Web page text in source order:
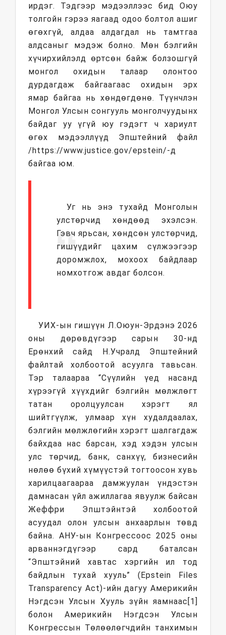
ирдэг. Тэдгээр мэдээллээс бид Оюу
толгойн гэрээ яагаад одоо болтол ашиг
өгөхгүй, алдаа алдагдал нь тамтгаа
алдсаныг мэдэж болно. Мөн бэлгийн
хүчирхийлэлд өртсөн байж болзошгүй
монгол охидын талаар олонтоо
дурдагдаж байгаагаас охидын эрх
ямар байгаа нь хөндөгдөнө. Түүнчлэн
Монгол Улсын сонгууль монголчуудынх
байдаг уу үгүй юу гэдэгт ч хариулт
өгөх мэдээллүүд Эпштейний файл
/https://www.justice.gov/epstein/-д
байгаа юм.
Уг нь энэ тухайд Монголын
улстөрчид хөндөөд эхэлсэн.
Гэвч ярьсан, хөндсөн улстөрчид,
гишүүдийг цахим сүлжээгээр
доромжлох, мохоох байдлаар
номхотгож авдаг болсон.
УИХ-ын гишүүн Л.Оюун-Эрдэнэ 2026
оны дөрөвдүгээр сарын 30-нд
Ерөнхий сайд Н.Учралд Эпштейний
файлтай холбоотой асуулга тавьсан.
Тэр талаараа “Сүүлийн үед насанд
хүрээгүй хүүхдийг бэлгийн мөлжлөгт
татан оролцуулсан хэрэгт ял
шийтгүүлж, улмаар хүн худалдаалах,
бэлгийн мөлжлөгийн хэрэгт шалгагдаж
байхдаа нас барсан, хэд хэдэн улсын
улс төрчид, банк, санхүү, бизнесийн
нөлөө бүхий хүмүүстэй тогтоосон хувь
харилцаагаараа дамжуулан үндэстэн
дамнасан үйл ажиллагаа явуулж байсан
Жеффри Эпштэйнтэй холбоотой
асуудал олон улсын анхаарлын төвд
байна. АНУ-ын Конгрессоос 2025 оны
арваннэгдүгээр сард баталсан
“Эпштэйний хавтас хэргийн ил тод
байдлын тухай хууль” (Epstein Files
Transparency Act)-ийн дагуу Америкийн
Нэгдсэн Улсын Хууль зүйн яамнаас[1]
болон Америкийн Нэгдсэн Улсын
Конгрессын Төлөөлөгчдийн танхимын